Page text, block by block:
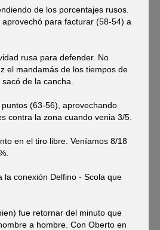
de los porcentajes rusos.
para facturar (58-54) a
rusa para defender. No
el mandamás de los tiempos de
de la cancha.
(63-56), aprovechando
contra la zona cuando venia 3/5.
en el tiro libre. Veníamos 8/18
la conexión Delfino - Scola que
fue retornar del minuto que
a hombre. Con Oberto en